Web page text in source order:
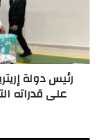
السخنة
ويطلع
رئيس دولة
على قدراته